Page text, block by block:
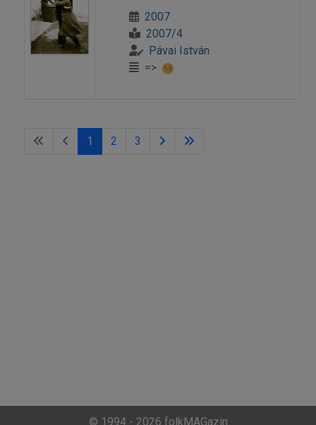
2007
2007/4
Pávai István
=>
1 2 3
© 1994 - 2026 folkMAGazin